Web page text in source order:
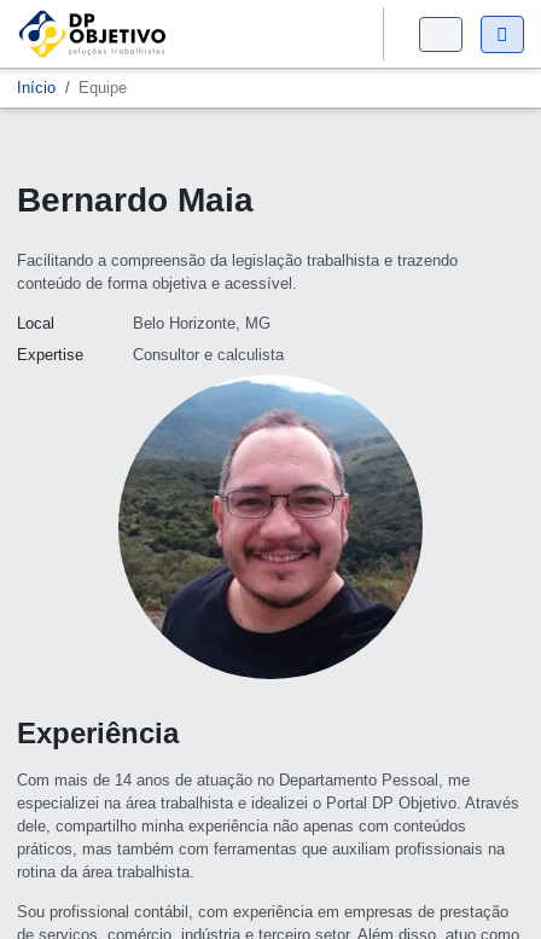
Início Equipe
Bernardo Maia
Facilitando a compreensão da legislação trabalhista e trazendo
conteúdo de forma objetiva e acessível.
Local
Belo Horizonte, MG
Expertise
Consultor e calculista
Experiência
Com mais de 14 anos de atuação no Departamento Pessoal, me
especializei na área trabalhista e idealizei o Portal DP Objetivo. Através
dele, compartilho minha experiência não apenas com conteúdos
práticos, mas também com ferramentas que auxiliam profissionais na
rotina da área trabalhista.
Sou profissional contábil, com experiência em empresas de prestação
de serviços, comércio, indústria e terceiro setor. Além disso, atuo como